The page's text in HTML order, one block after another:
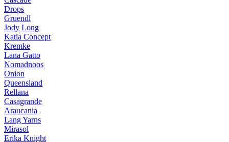
Drops
Gruendl
Jody Long
Katia Concept
Kremke
Lana Gatto
Nomadnoos
Onion
Queensland
Rellana
Casagrande
Araucania
Lang Yarns
Mirasol
Erika Knight